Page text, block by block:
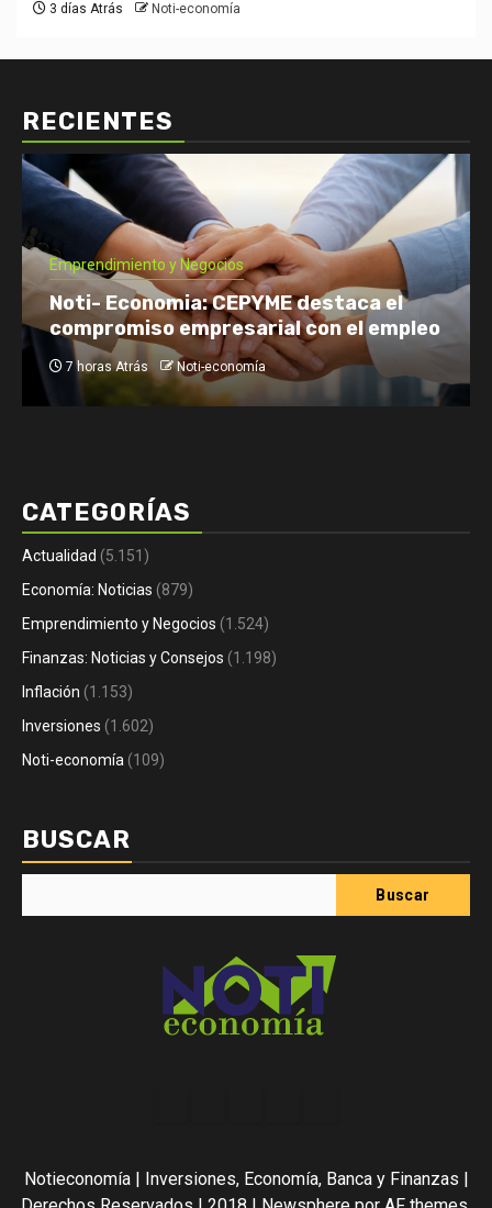
3 días Atrás Noti-economía
RECIENTES
Emprendimiento y Negocios
Noti- Economia: CEPYME destaca el
compromiso empresarial con el empleo
7 horas Atrás Noti-economía
CATEGORÍAS
Actualidad (5.151)
Economía: Noticias (879)
Emprendimiento y Negocios (1.524)
Finanzas: Noticias y Consejos (1.198)
Inflación (1.153)
Inversiones (1.602)
Noti-economía (109)
BUSCAR
Buscar
Noti-
economía
Notieconomía | Inversiones, Economía, Banca y Finanzas |